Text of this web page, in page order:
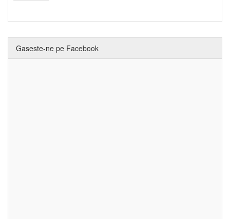
Gaseste-ne pe Facebook